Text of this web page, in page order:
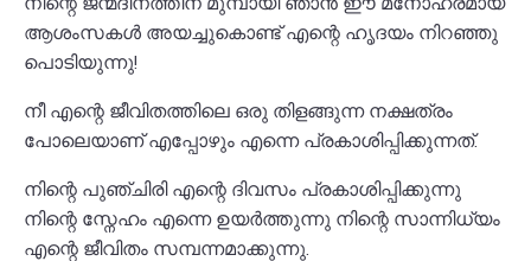
ആശംസകൾ അയച്ചുകൊണ്ട് എന്റെ ഹൃദയം നിറഞ്ഞു
പൊടിയുന്നു!
നീ എന്റെ ജീവിതത്തിലെ ഒരു തിളങ്ങുന്ന നക്ഷത്രം
പോലെയാണ് എപ്പോഴും എന്നെ പ്രകാശിപ്പിക്കുന്നത്.
നിന്റെ പുഞ്ചിരി എന്റെ ദിവസം പ്രകാശിപ്പിക്കുന്നു
നിന്റെ സ്നേഹം എന്നെ ഉയർത്തുന്നു നിന്റെ സാന്നിധ്യം
എന്റെ ജീവിതം സമ്പന്നമാക്കുന്നു.